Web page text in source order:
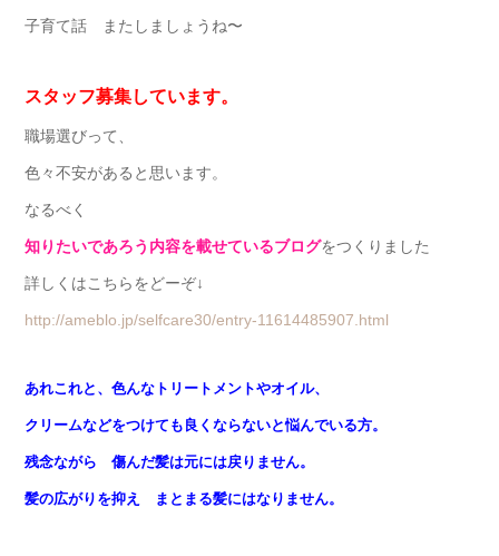
子育て話 またしましょうね〜
スタッフ募集しています。
職場選びって、
色々不安があると思います。
なるべく
知りたいであろう内容を載せているブログをつくりました
詳しくはこちらをどーぞ↓
http://ameblo.jp/selfcare30/entry-11614485907.html
あれこれと、色んなトリートメントやオイル、
クリームなどをつけても良くならないと悩んでいる方。
残念ながら 傷んだ髪は元には戻りません。
髪の広がりを抑え まとまる髪にはなりません。